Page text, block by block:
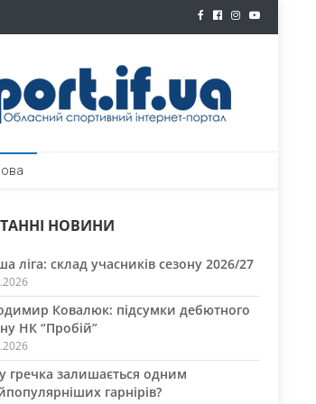
НОВИНИ
ліга: склад учасників сезону 2026/27
Ковалюк: підсумки дебютного
НК “Пробій”
гречка залишається одним
гарнірів?